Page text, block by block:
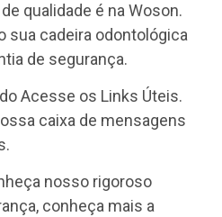
qualidade é na Woson.
sua cadeira odontológica
de segurança.
Acesse os Links Úteis.
caixa de mensagens
nosso rigoroso
conheça mais a